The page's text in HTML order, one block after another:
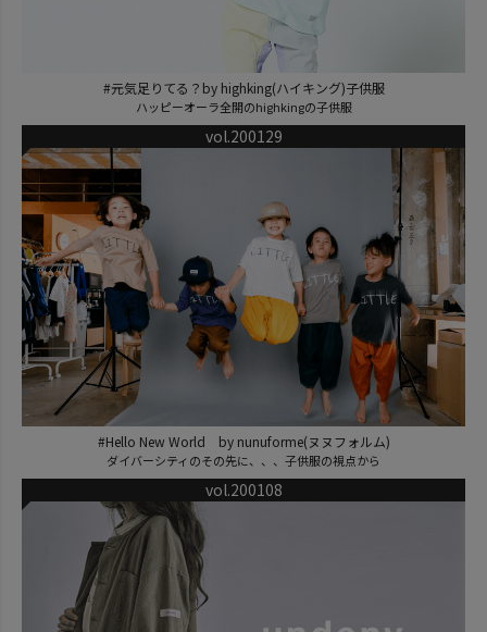
#元気足りてる？by highking(ハイキング)子供服
ハッピーオーラ全開のhighkingの子供服
vol.200129
#Hello New World by nunuforme(ヌヌフォルム)
ダイバーシティのその先に、、、子供服の視点から
vol.200108